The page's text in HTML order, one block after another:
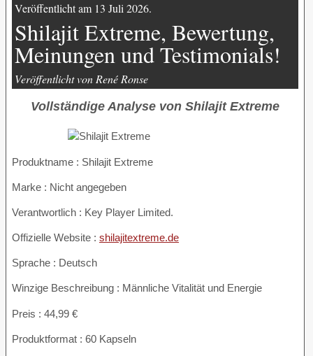
Veröffentlicht am 13 Juli 2026.
Shilajit Extreme, Bewertung,
Meinungen und Testimonials!
Veröffentlicht von René Ronse
Vollständige Analyse von Shilajit Extreme
Produktname : Shilajit Extreme
Marke : Nicht angegeben
Verantwortlich : Key Player Limited.
Offizielle Website : shilajitextreme.de
Sprache : Deutsch
Winzige Beschreibung : Männliche Vitalität und Energie
Preis : 44,99 €
Produktformat : 60 Kapseln